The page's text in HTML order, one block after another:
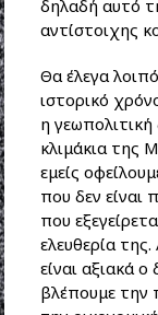
δηλαδή αυτό
αντίστοιχης
Θα έλεγα
ιστορικό
η
κλιμάκια της
εμείς
που δεν είναι
που
ελευθερία
είναι αξιακά
βλέπουμε την